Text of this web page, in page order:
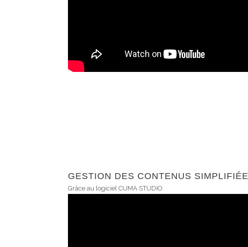
GESTION DES CONTENUS SIMPLIFIÉE
Grâce au logiciel CUMA STUDIO